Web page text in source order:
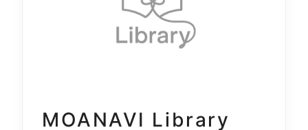
MOANAVI Library